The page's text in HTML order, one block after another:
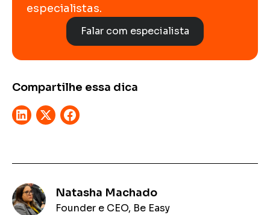
especialistas.
Falar com especialista
Compartilhe essa dica
Natasha Machado
Founder e CEO, Be Easy